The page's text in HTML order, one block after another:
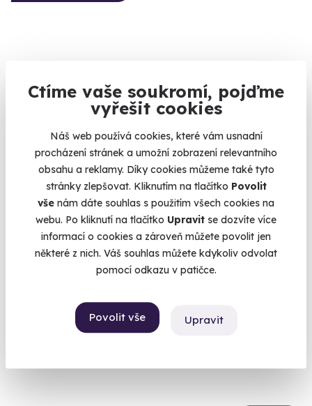
Ctíme vaše soukromí, pojďme
vyřešit cookies
Náš web používá cookies, které vám usnadní
procházení stránek a umožní zobrazení relevantního
obsahu a reklamy. Díky cookies můžeme také tyto
stránky zlepšovat. Kliknutím na tlačítko Povolit
vše nám dáte souhlas s použitím všech cookies na
webu. Po kliknutí na tlačítko Upravit se dozvíte více
informací o cookies a zároveň můžete povolit jen
některé z nich. Váš souhlas můžete kdykoliv odvolat
pomocí odkazu v patičce.
Povolit vše Upravit
9.1(3)
Domácí degustace čokolády s
čokoládovnou Janek + krabice čokolád,
pralinek a oříškového krému
Užijte si celý den s kvalitní ručně vyrobenou čokoládou.
U vás doma
1 459 Kč
Zážitek na doma